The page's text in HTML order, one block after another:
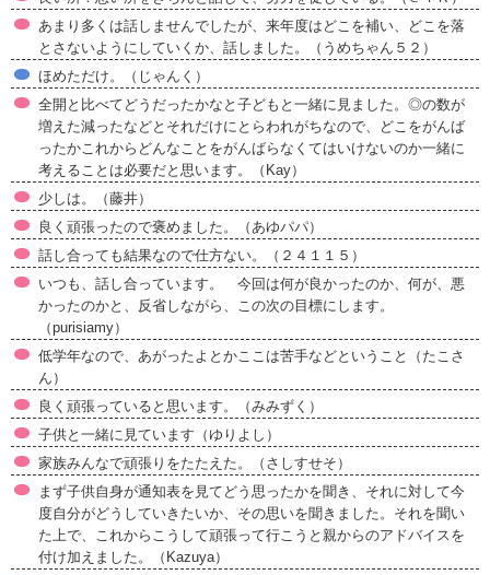
あまり多くは話しませんでしたが、来年度はどこを補い、どこを落
とさないようにしていくか、話しました。（うめちゃん５２）
ほめただけ。（じゃんく）
全開と比べてどうだったかなと子どもと一緒に見ました。◎の数が
増えた減ったなどとそれだけにとらわれがちなので、どこをがんば
ったかこれからどんなことをがんばらなくてはいけないのか一緒に
考えることは必要だと思います。（Kay）
少しは。（藤井）
良く頑張ったので褒めました。（あゆパパ）
話し合っても結果なので仕方ない。（２４１１５）
いつも、話し合っています。 今回は何が良かったのか、何が、悪
かったのかと、反省しながら、この次の目標にします。
（purisiamy）
低学年なので、あがったよとかここは苦手などということ（たこさ
ん）
良く頑張っていると思います。（みみずく）
子供と一緒に見ています（ゆりよし）
家族みんなで頑張りをたたえた。（さしすせそ）
まず子供自身が通知表を見てどう思ったかを聞き、それに対して今
度自分がどうしていきたいか、その思いを聞きました。それを聞い
た上で、これからこうして頑張って行こうと親からのアドバイスを
付け加えました。（Kazuya）